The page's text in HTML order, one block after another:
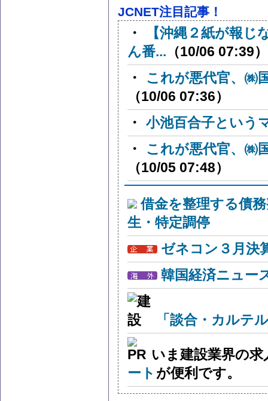
JCNET注目記事！
・
【沖縄２紙が報
ん番... （10/06 07:39）
・
これが悪代官、㈱
（10/06 07:36）
・ 小池百合子という
・
これが悪代官、㈱
（10/05 07:48）
借金を整理する債
生・特定調停
ゼネコン３月決
韓国経済ニュー
「談合・カルテ
いま建設業界の
ート が便利です。